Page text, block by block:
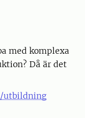
med komplexa
Då är det
utbildning